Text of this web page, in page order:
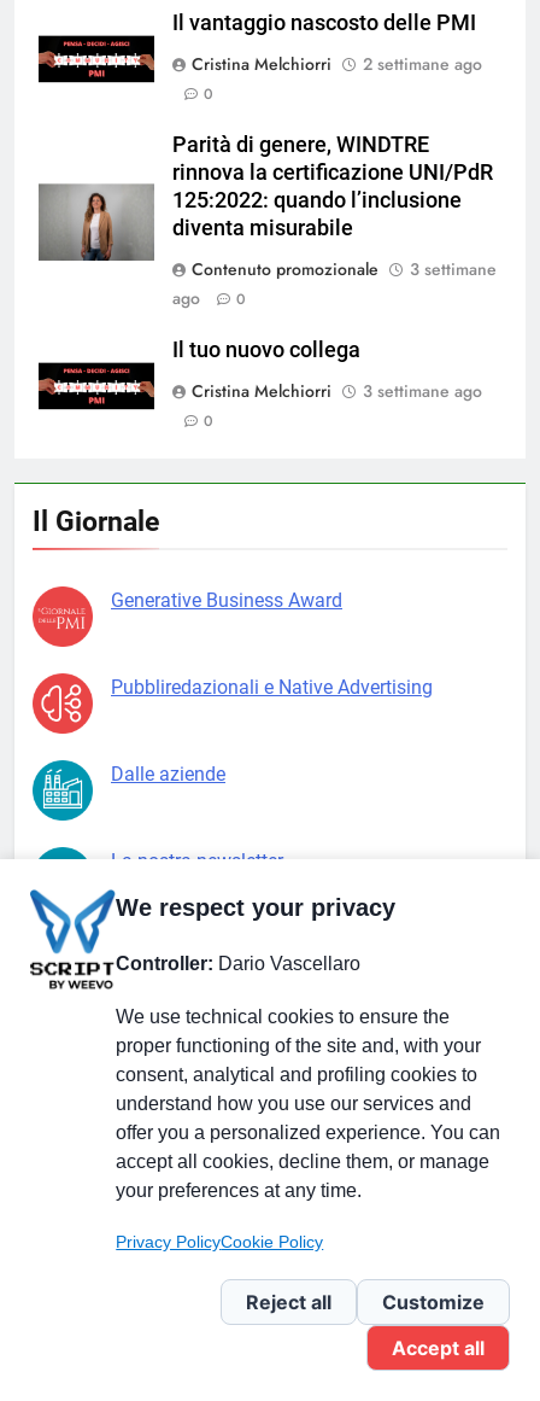
Cristina Melchiorri
Parità di genere, WINDTRE
rinnova la certificazione UNI/PdR
125:2022: quando l’inclusione
Contenuto promozionale
Cristina Melchiorri
Il Giornale
Il nostro podcast
Entra nella redazione
We respect your privacy
Controller: Dario Vascellaro
We use technical cookies to ensure the
proper functioning of the site and, with your
consent, analytical and profiling cookies to
understand how you use our services and
offer you a personalized experience. You can
accept all cookies, decline them, or manage
your preferences at any time.
Privacy PolicyCookie Policy
Reject all
Customize
Accept all